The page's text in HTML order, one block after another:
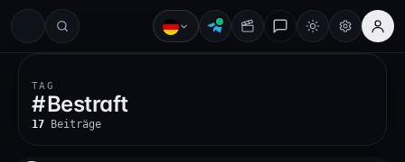
#
TAG
#Bestraft
17 Beiträge